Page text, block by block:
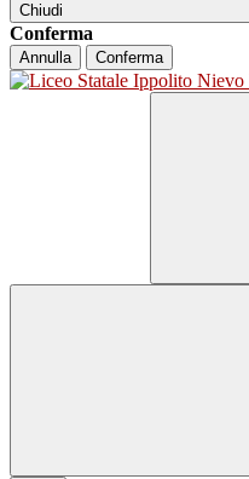
Chiudi
Conferma
Annulla Conferma